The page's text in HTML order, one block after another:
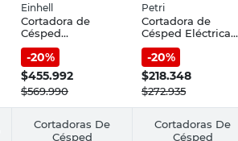
Einhell
Cortadora de
Césped
Inalámbrica 18 V
Sin Batería GE-CM
18/32 Li-Solo
Einhell
-20%
$455.992
$569.990
Petri
Cortadora de
Césped Eléctrica
1300 W con
Recolector
Petri
-20%
$218.348
$272.935
Cortadoras De
Césped
Cortadoras De
Césped